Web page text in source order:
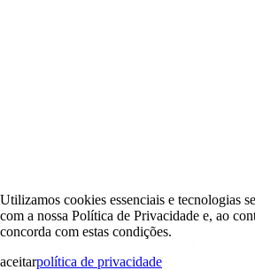
Utilizamos cookies essenciais e tecnologias
com a nossa Política de Privacidade e, ao
concorda com estas condições.
aceitarpolítica de privacidade